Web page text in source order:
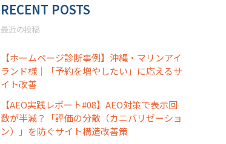
RECENT POSTS
最近の投稿
【ホームページ診断事例】沖縄・マリンアイ
ランド様｜「予約を増やしたい」に応えるサ
イト改善
【AEO実践レポート#08】AEO対策で表示回
数が半減？「評価の分散（カニバリゼーショ
ン）」を防ぐサイト構造改善策